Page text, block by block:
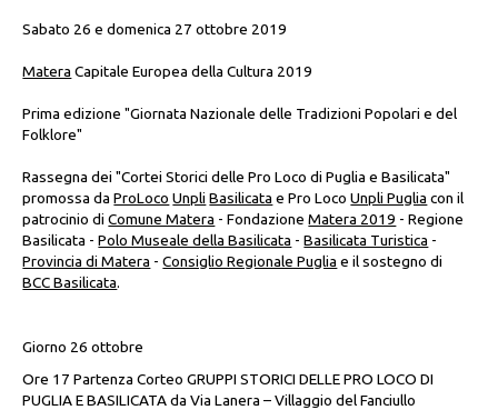
Sabato 26 e domenica 27 ottobre 2019
Matera Capitale Europea della Cultura 2019
Prima edizione "Giornata Nazionale delle Tradizioni Popolari e del
Folklore"
Rassegna dei "Cortei Storici delle Pro Loco di Puglia e Basilicata"
promossa daProLoco Unpli Basilicata e Pro LocoUnpli Puglia con il
patrocinio diComune Matera - FondazioneMatera 2019 - Regione
Basilicata -Polo Museale della Basilicata -Basilicata Turistica -
Provincia di Matera -Consiglio Regionale Puglia e il sostegno di
BCC Basilicata.
Giorno 26 ottobre
Ore 17 Partenza Corteo GRUPPI STORICI DELLE PRO LOCO DI
PUGLIA E BASILICATA da Via Lanera – Villaggio del Fanciullo